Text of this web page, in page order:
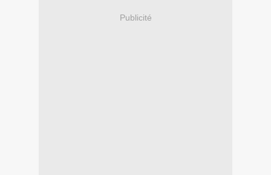
Publicité